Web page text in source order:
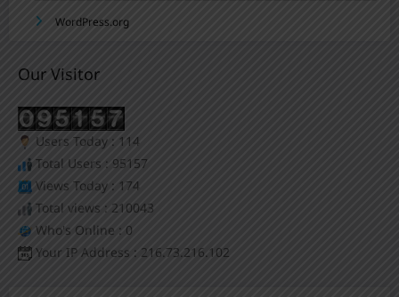
WordPress.org
Our Visitor
Users Today : 114
Total Users : 95157
Views Today : 174
Total views : 210043
Who's Online : 0
Your IP Address : 216.73.216.102